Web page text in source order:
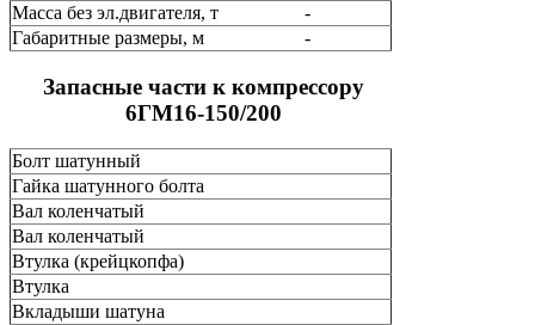
Масса без эл.двигателя, т
-
Габаритные размеры, м
-
Запасные части к компрессору
6ГМ16-150/200
Болт шатунный
Гайка шатунного болта
Вал коленчатый
Вал коленчатый
Втулка (крейцкопфа)
Втулка
Вкладыши шатуна